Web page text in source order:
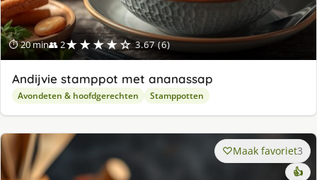
⏱ 20 min👥 2★★★★☆ 3.67 (6)
Andijvie stamppot met ananassap
Avondeten & hoofdgerechten Stamppotten
Maak favoriet3
👍